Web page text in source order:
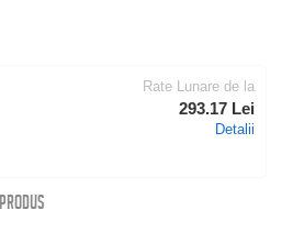
Rate Lunare de la
293.17 Lei
Detalii